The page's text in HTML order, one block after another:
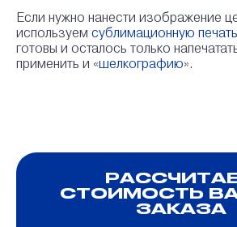
Если нужно нанести изображение
используем сублимационную печать
готовы и осталось только
применить и «шелкографию».
СТОИМОСТЬ
ЗАКАЗА